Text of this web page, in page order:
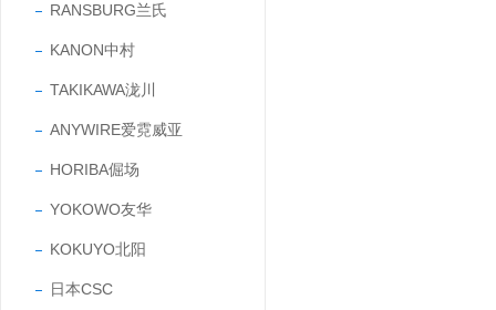
RANSBURG兰氏
KANON中村
TAKIKAWA泷川
ANYWIRE爱霓威亚
HORIBA倔场
YOKOWO友华
KOKUYO北阳
日本CSC